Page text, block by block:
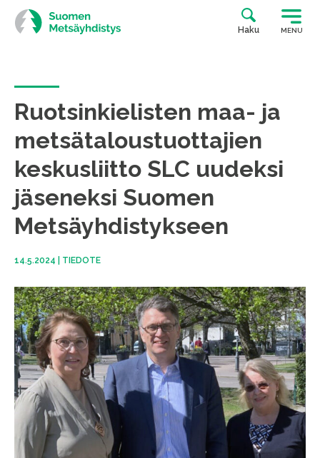
Siirry
suoraan
sisältöön
Haku MENU
Ruotsinkielisten maa- ja
metsätaloustuottajien
keskusliitto SLC uudeksi
jäseneksi Suomen
Metsäyhdistykseen
14.5.2024 TIEDOTE